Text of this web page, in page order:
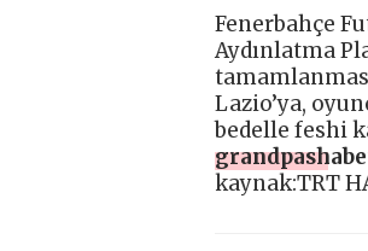
Fenerbahçe
Aydınlatma
Lazio’ya,
bedelle feshi
kaynak:TRT